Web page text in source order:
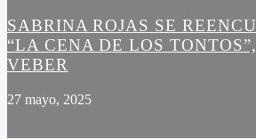
SABRINA ROJAS SE
“LA CENA DE LOS
VEBER
27 mayo, 2025